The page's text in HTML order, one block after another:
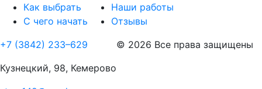
Как выбрать
С чего начать
Наши работы
Отзывы
+7 (3842) 233–629
Кузнецкий, 98, Кемерово
© 2026 Все права защищены